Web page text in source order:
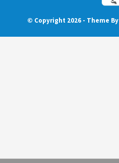
© Copyright 2026 - Theme By